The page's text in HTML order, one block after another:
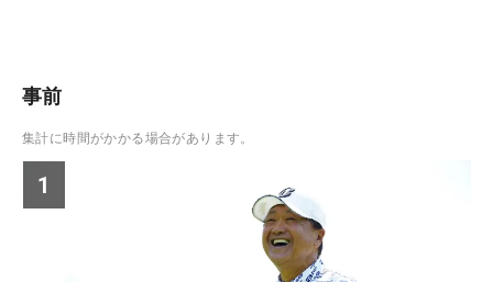
事前
集計に時間がかかる場合があります。
1